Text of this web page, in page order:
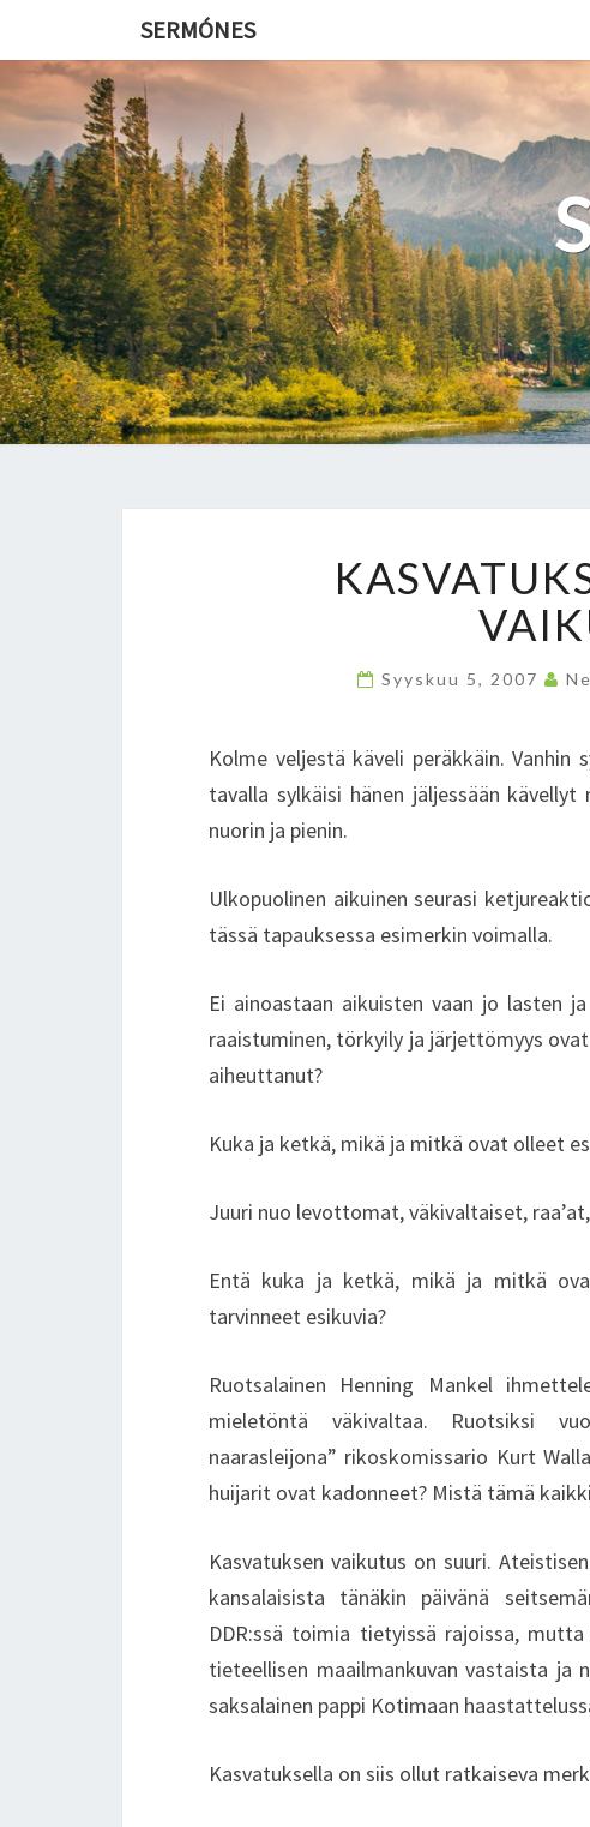
SERMÓNES
Syyskuu 5, 2007
Kolme veljestä käveli peräkkäin.
tavalla sylkäisi hänen jäljessään
nuorin ja pienin.
Ulkopuolinen aikuinen seurasi
tässä tapauksessa esimerkin voimalla.
Ei ainoastaan aikuisten vaan jo lasten
raaistuminen, törkyily ja järjettömyys
aiheuttanut?
Kuka ja ketkä, mikä ja mitkä ovat olleet
Juuri nuo levottomat, väkivaltaiset,
Entä kuka ja ketkä, mikä ja mitkä
tarvinneet esikuvia?
Ruotsalainen Henning Mankel
mieletöntä väkivaltaa. Ruotsiksi
naarasleijona” rikoskomissario Kurt
huijarit ovat kadonneet? Mistä tämä
Kasvatuksen vaikutus on suuri.
kansalaisista tänäkin päivänä
DDR:ssä toimia tietyissä rajoissa,
tieteellisen maailmankuvan vastaista ja
saksalainen pappi Kotimaan
Kasvatuksella on siis ollut ratkaiseva